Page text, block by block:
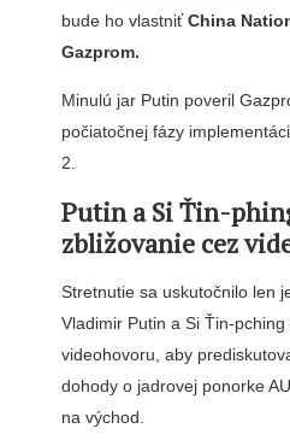
bude ho vlastniťChina
Gazprom.
Minulú jar Putin poveril
počiatočnej fázy
2.
Putin a Si Ťin-
zbližovanie cez
Stretnutie sa uskutočnilo len
Vladimir Putin a Si Ťin-
videohovoru, aby
dohody o jadrovej ponorke
na východ.